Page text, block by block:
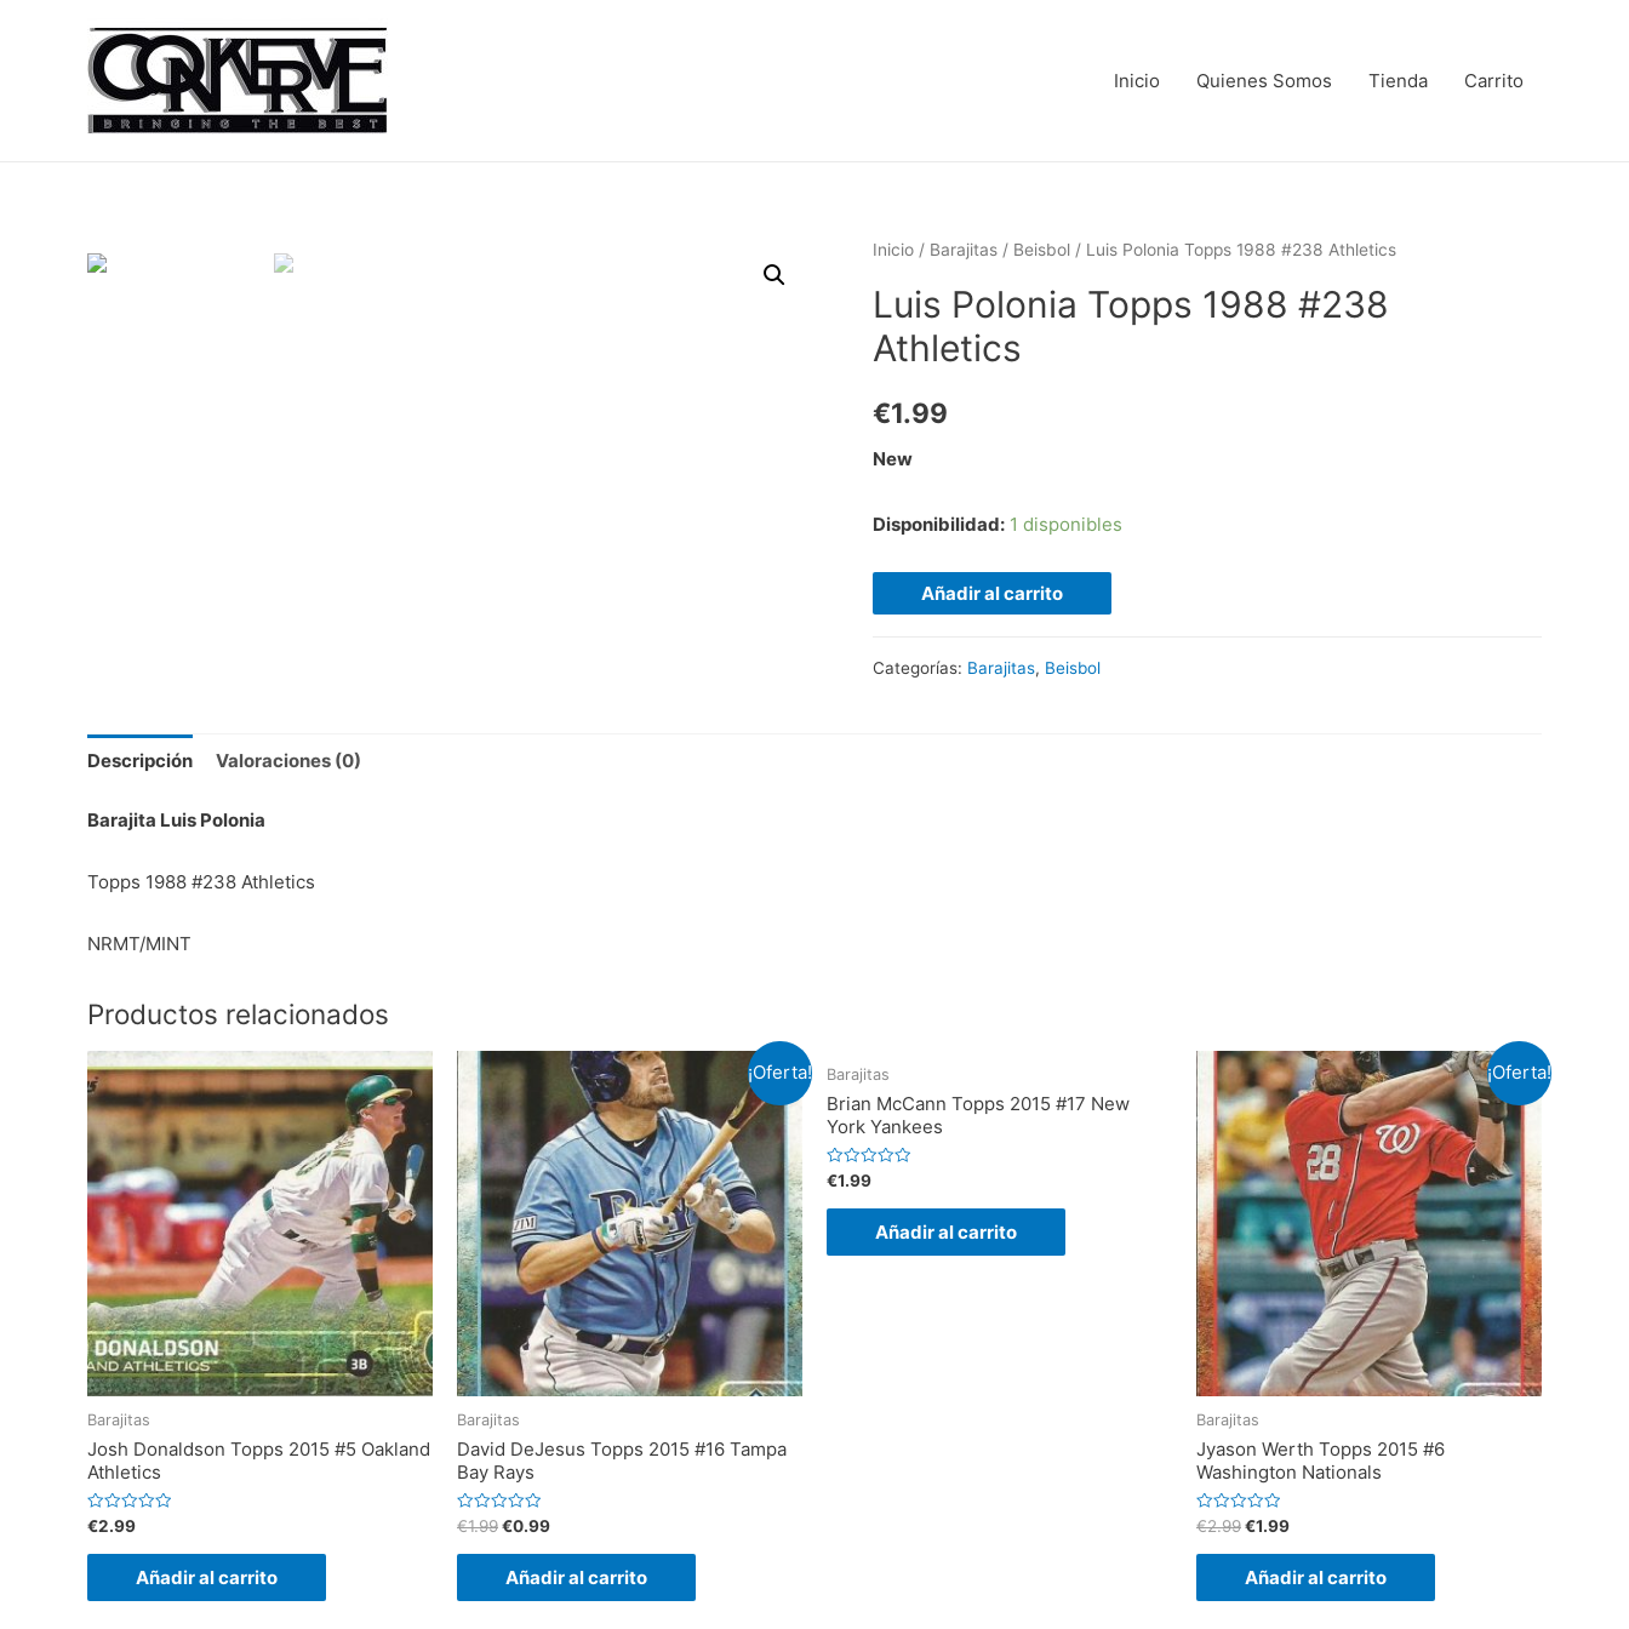
Inicio Quienes Somos Tienda Carrito
Inicio / Barajitas / Beisbol / Luis Polonia Topps 1988 #238 Athletics
Luis Polonia Topps 1988 #238
Athletics
€1.99
New
Disponibilidad: 1 disponibles
Añadir al carrito
Categorías: Barajitas, Beisbol
Descripción Valoraciones (0)
Barajita Luis Polonia
Topps 1988 #238 Athletics
NRMT/MINT
Productos relacionados
Barajitas
Josh Donaldson Topps 2015 #5 Oakland
Athletics
V
a
l
a
€2.99
Añadir al carrito
¡Oferta!
Barajitas
David DeJesus Topps 2015 #16 Tampa
Bay Rays
V
a
l
a
€1.99€0.99
Añadir al carrito
Barajitas
Brian McCann Topps 2015 #17 New
York Yankees
V
a
l
a
€1.99
Añadir al carrito
¡Oferta!
Barajitas
Jyason Werth Topps 2015 #6
Washington Nationals
V
a
l
a
€2.99€1.99
Añadir al carrito